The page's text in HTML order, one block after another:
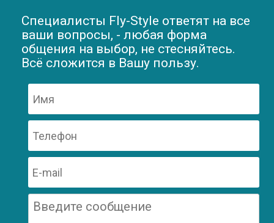
Специалисты Fly-Style ответят на все
ваши вопросы, - любая форма
общения на выбор, не стесняйтесь.
Всё сложится в Вашу пользу.